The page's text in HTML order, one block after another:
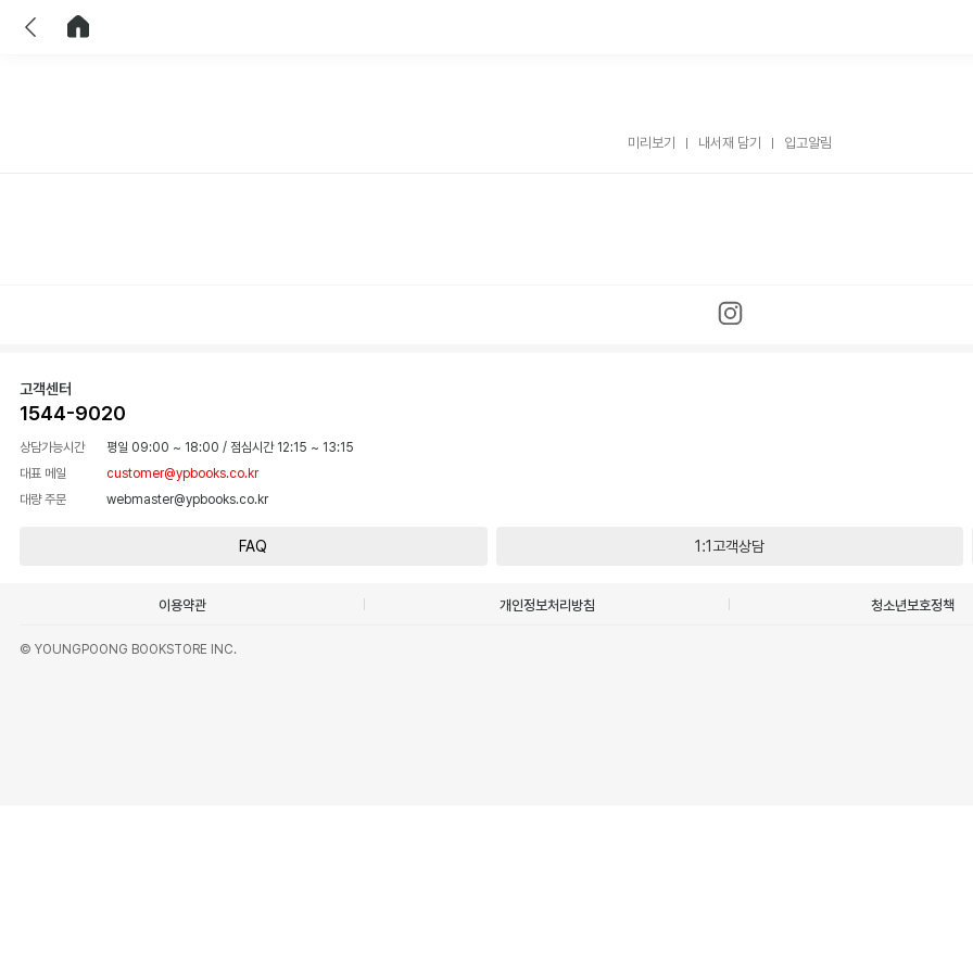
미리보기 내서재 담기 입고알림
고객센터
1544-9020
상담가능시간 평일 09:00 ~ 18:00 / 점심시간 12:15 ~ 13:15
대표 메일
customer@ypbooks.co.kr
대량 주문
webmaster@ypbooks.co.kr
FAQ 1:1고객상담
이용약관 개인정보처리방침 청소년보호정책
© YOUNGPOONG BOOKSTORE INC.